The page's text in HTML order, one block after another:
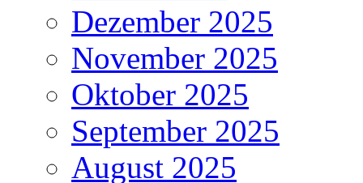
Dezember 2025
November 2025
Oktober 2025
September 2025
August 2025